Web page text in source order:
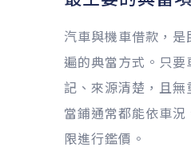
汽車與機車借款，
遍的典當方式。只要
記、來源清楚，且無
當鋪通常都能依車
限進行鑑價。